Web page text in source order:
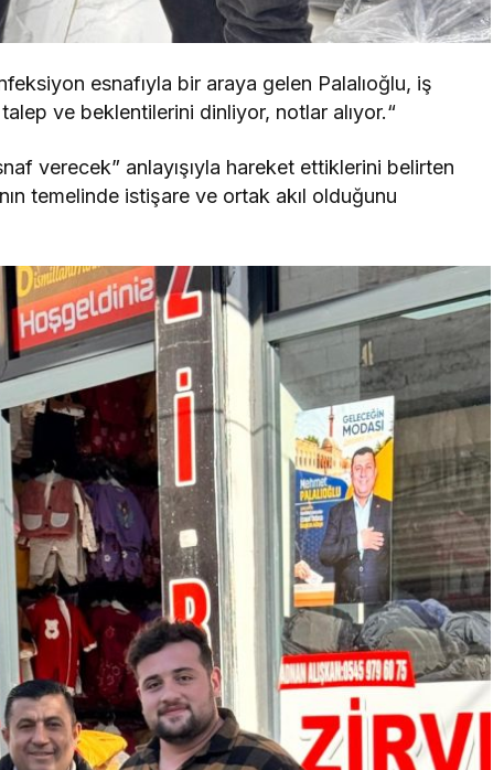
esnafıyla bir araya gelen Palalıoğlu, iş
ve beklentilerini dinliyor, notlar alıyor.“
verecek” anlayışıyla hareket ettiklerini belirten
temelinde istişare ve ortak akıl olduğunu